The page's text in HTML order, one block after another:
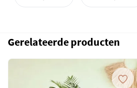
Gerelateerde producten